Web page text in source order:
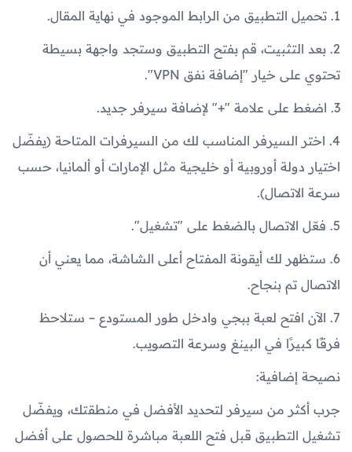
1. تحميل التطبيق من الرابط الموجود في نهاية المقال.
2. بعد التثبيت، قم بفتح التطبيق وستجد واجهة بسيطة
تحتوي على خيار "إضافة نفق VPN".
3. اضغط على علامة "+" لإضافة سيرفر جديد.
4. اختر السيرفر المناسب لك من السيرفرات المتاحة (يفضّل
اختيار دولة أوروبية أو خليجية مثل الإمارات أو ألمانيا، حسب
سرعة الاتصال).
5. فعّل الاتصال بالضغط على "تشغيل".
6. ستظهر لك أيقونة المفتاح أعلى الشاشة، مما يعني أن
الاتصال تم بنجاح.
7. الآن افتح لعبة ببجي وادخل طور المستودع – ستلاحظ
فرقًا كبيرًا في البينغ وسرعة التصويب.
نصيحة إضافية:
جرب أكثر من سيرفر لتحديد الأفضل في منطقتك، ويفضّل
تشغيل التطبيق قبل فتح اللعبة مباشرة للحصول على أفضل